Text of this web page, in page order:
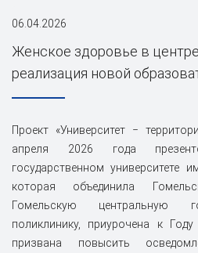
06.04.2026
Женское здоровье в
реализация новой
Проект «Университет ‒
апреля 2026 года
государственном университете
которая объединила
Гомельскую центральную
поликлинику, приурочена к
призвана повысить